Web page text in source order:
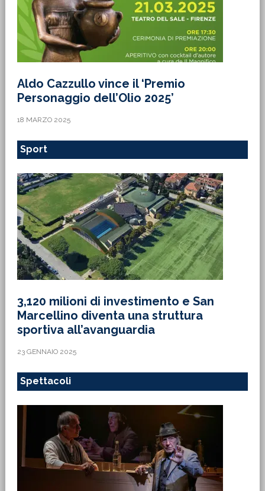
Aldo Cazzullo vince il ‘Premio
Personaggio dell’Olio 2025’
18 MARZO 2025
Sport
3,120 milioni di investimento e San
Marcellino diventa una struttura
sportiva all’avanguardia
23 GENNAIO 2025
Spettacoli